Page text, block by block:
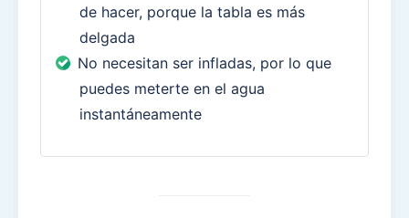
de hacer, porque la tabla es más
delgada
No necesitan ser infladas, por lo que
puedes meterte en el agua
instantáneamente